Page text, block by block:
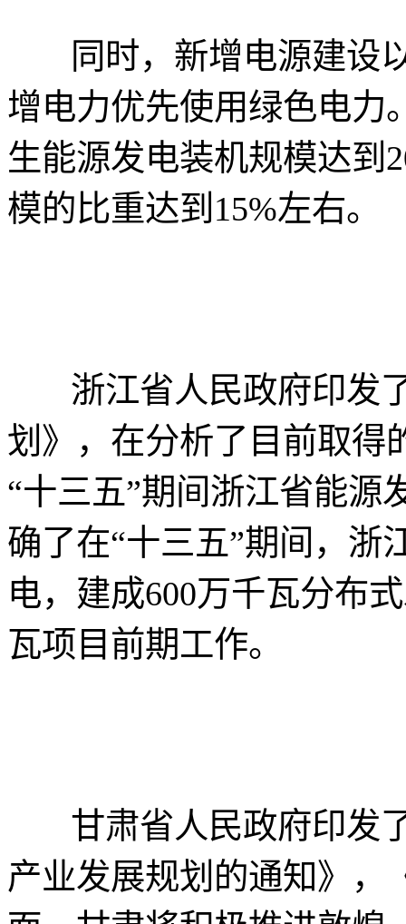
同时，新增电源建设以
增电力优先使用绿色电力
生能源发电装机规模达到
模的比重达到15%左右。
浙江省人民政府印发了
划》，在分析了目前取得
“十三五”期间浙江省能源
确了在“十三五”期间，浙
电，建成600万千瓦分布
瓦项目前期工作。
甘肃省人民政府印发了
产业发展规划的通知》，